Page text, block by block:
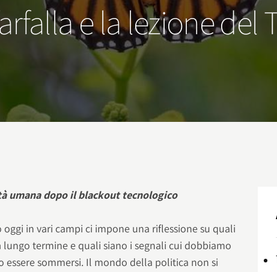
e la lezione del
umana dopo il blackout tecnologico
in vari campi ci impone una riflessione su quali
lungo termine e quali siano i segnali cui dobbiamo
essere sommersi. Il mondo della politica non si